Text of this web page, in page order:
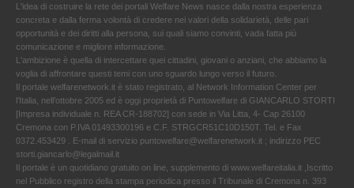
L'idea di costruire la rete dei portali Welfare News nasce dalla nostra esperienza
concreta e dalla ferma volontà di credere nei valori della solidarietà, delle pari
opportunità e dei diritti alla persona, sui quali siamo convinti, vada fatta più
comunicazione e migliore informazione.
L'ambizione è quella di intercettare quei cittadini, giovani o anziani, che abbiamo la
voglia di affrontare questi temi con uno sguardo lungo verso il futuro.
Il portale welfarenetwork.it è stato registrato, al Network Information Center per
l'Italia, nell’ottobre 2005 ed è oggi proprietà di Puntowelfare di GIANCARLO STORTI
[Impresa individuale n. REA CR-188702] con sede in Via Litta, 4- Cap 26100
Cremona con P.IVA 01493300196 e C.F. STRGCR51C10D150T. Tel. e Fax
0372.453429 . E-mail di servizio puntowelfare@welfarenetwork.it ; indirizzo PEC
storti.giancarlo@legalmail.it
Il portale è un quotidiano gratuito on line, supplemento di www.welfareitalia.it ,Iscritto
nel Pubblico registro della stampa periodica presso il Tribunale di Cremona n. 393